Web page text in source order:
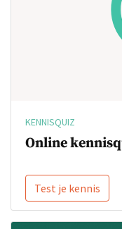
KENNISQUIZ
Online
Test je kennis